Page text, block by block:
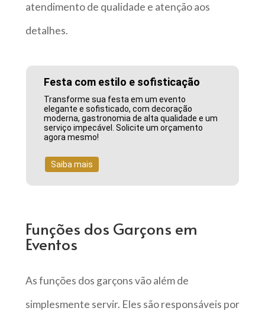
atendimento de qualidade e atenção aos
detalhes.
Festa com estilo e sofisticação
Transforme sua festa em um evento
elegante e sofisticado, com decoração
moderna, gastronomia de alta qualidade e um
serviço impecável. Solicite um orçamento
agora mesmo!
Saiba mais
Funções dos Garçons em
Eventos
As funções dos garçons vão além de
simplesmente servir. Eles são responsáveis por